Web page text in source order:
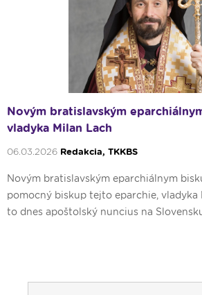
Novým bratislavským
vladyka Milan Lach
06.03.2026 Redakcia, TKKBS
Novým bratislavským eparchiálnym
pomocný biskup tejto eparchie, vladyka
to dnes apoštolský nuncius na